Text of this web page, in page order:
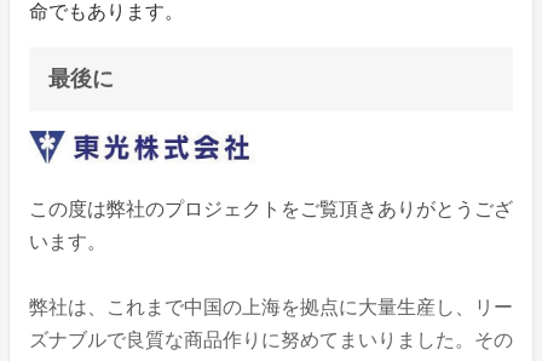
命でもあります。
最後に
この度は弊社のプロジェクトをご覧頂きありがとうござ
います。
弊社は、これまで中国の上海を拠点に大量生産し、リー
ズナブルで良質な商品作りに努めてまいりました。その